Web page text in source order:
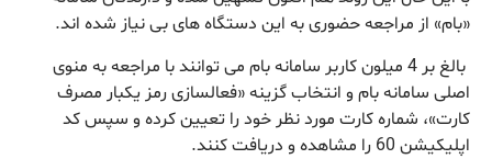
«بام» از مراجعه حضوری به این دستگاه های بی نیاز شده اند.
بالغ بر 4 میلون کاربر سامانه بام می توانند با مراجعه به منوی
اصلی سامانه بام و انتخاب گزینه «فعالسازی رمز یکبار مصرف
کارت»، شماره کارت مورد نظر خود را تعیین کرده و سپس کد
اپلیکیشن 60 را مشاهده و دریافت کنند.